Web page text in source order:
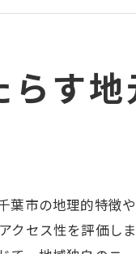
るための重要な指標
のネットワーク形成
活用した不動産スキ
めのインターンシッ
ぶ最新動向
用したネットワー
す
市の地理的特徴
セス性を評価し